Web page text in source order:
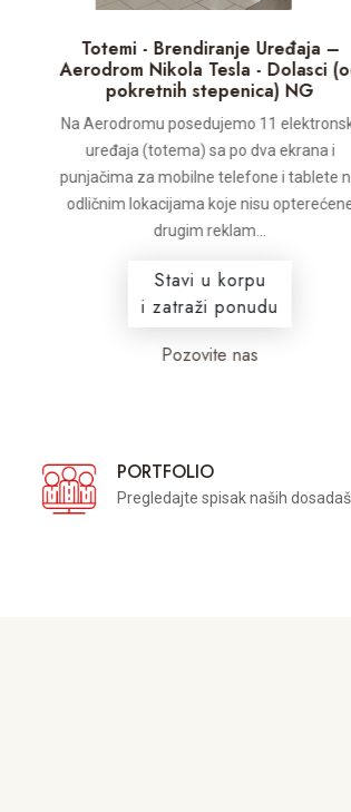
Totemi - Brendiranje Uređaja –
Aerodrom Nikola Tesla - Dolasci
pokretnih stepenica) NG
Na Aerodromu posedujemo 11
uređaja (totema) sa po dva ekrana i
punjačima za mobilne telefone i tablete
odličnim lokacijama koje nisu opterećene
drugim reklam...
Stavi u korpu
i zatraži ponudu
Pozovite nas
PORTFOLIO
Pregledajte spisak naših